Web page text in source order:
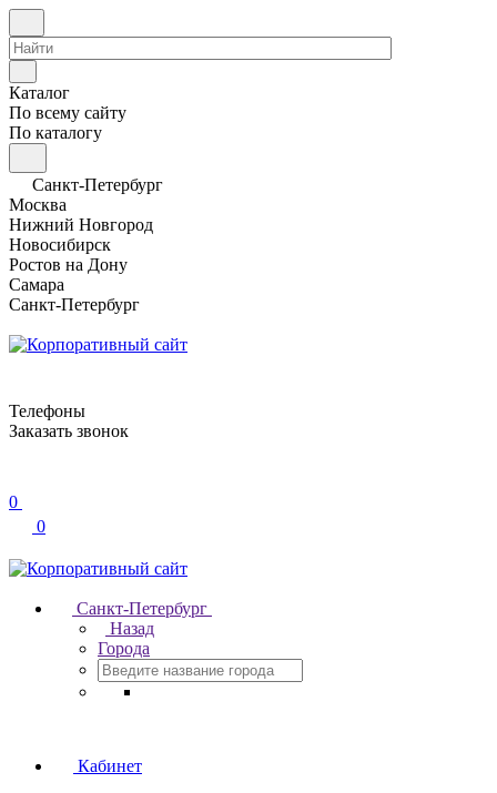
Каталог
По всему сайту
По каталогу
Санкт-Петербург
Москва
Нижний Новгород
Новосибирск
Ростов на Дону
Самара
Санкт-Петербург
Телефоны
Заказать звонок
0
0
Санкт-Петербург
Назад
Города
Кабинет